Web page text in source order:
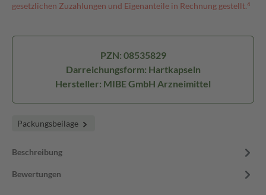
gesetzlichen Zuzahlungen und Eigenanteile in Rechnung gestellt.⁴
PZN: 08535829
Darreichungsform: Hartkapseln
Hersteller: MIBE GmbH Arzneimittel
Packungsbeilage
Beschreibung
Bewertungen